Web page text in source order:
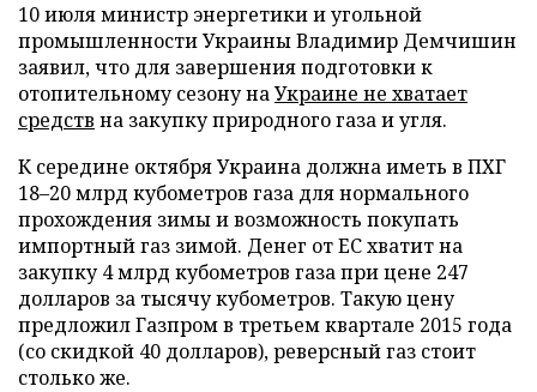
10 июля министр энергетики и угольной
промышленности Украины Владимир Демчишин
заявил, что для завершения подготовки к
отопительному сезону наУкраине не хватает
средств на закупку природного газа и угля.
К середине октября Украина должна иметь в ПХГ
18–20 млрд кубометров газа для нормального
прохождения зимы и возможность покупать
импортный газ зимой. Денег от ЕС хватит на
закупку 4 млрд кубометров газа при цене 247
долларов за тысячу кубометров. Такую цену
предложил Газпром в третьем квартале 2015 года
(со скидкой 40 долларов), реверсный газ стоит
столько же.